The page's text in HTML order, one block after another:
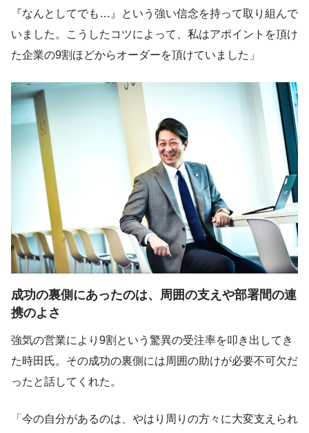
『なんとしてでも…』という強い信念を持って取り組んで
いました。こうしたコツによって、私はアポイントを頂け
た企業の9割ほどからオーダーを頂けていました」
成功の裏側にあったのは、周囲の支えや部署間の連
携のよさ
強気の営業により9割という驚異の受注率を叩き出してき
た時田氏。その成功の裏側には周囲の助けが必要不可欠だ
ったと話してくれた。
「今の自分があるのは、やはり周りの方々に大変支えられ